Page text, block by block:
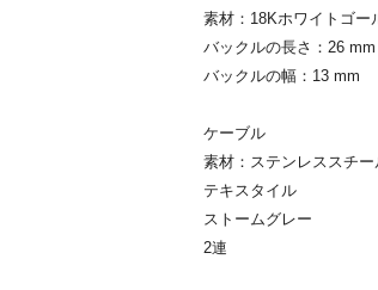
素材：18Kホワイトゴー
バックルの長さ：26 mm
バックルの幅：13 mm
ケーブル
素材：ステンレススチー
テキスタイル
ストームグレー
2連